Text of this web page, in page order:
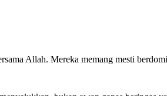
Allah. Mereka memang mesti